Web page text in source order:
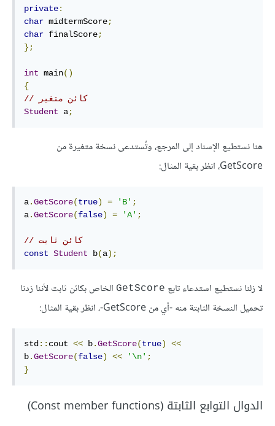
private:
char midtermScore;
char finalScore;
};
int main()
{
// كائن متغير
Student a;
هنا نستطيع الإسناد إلى المرجع، وتُستدعى نسخة متغيرة من
GetScore، انظر بقية المثال:
a.GetScore(true) = 'B' ;
a.GetScore(false) = 'A' ;
// كائن ثابت
const Student b(a);
لا زلنا نستطيع استدعاء تابع GetScore الخاص بكائن ثابت لأننا زدنا
تحميل النسخة الثابتة منه -أي من GetScore-، انظر بقية المثال:
std:: cout << b.GetScore(true)
<<
b.GetScore(false) << '\n' ;
}
الدوال التوابع الثابتة (Const member functions)